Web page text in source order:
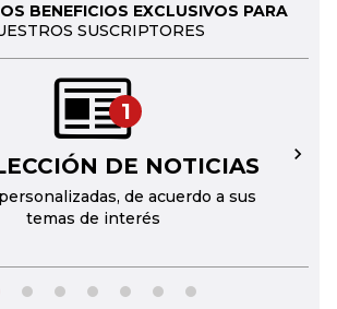
BENEFICIOS EXCLUSIVOS PARA
SUSCRIPTORES
1
DE NOTICIAS
de acuerdo a sus
temas de interés
→